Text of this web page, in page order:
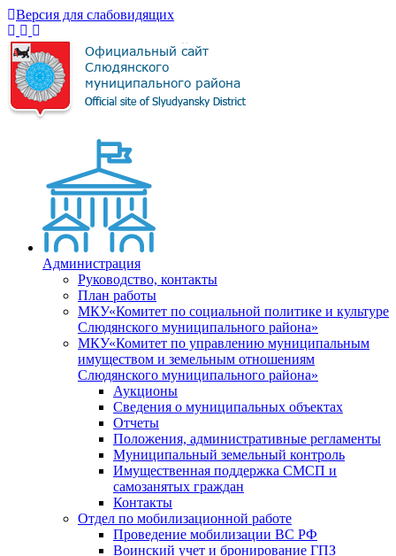
Версия для слабовидящих
Администрация
Руководство, контакты
План работы
МКУ«Комитет по социальной политике и культуре
Слюдянского муниципального района»
МКУ«Комитет по управлению муниципальным
имуществом и земельным отношениям
Слюдянского муниципального района»
Аукционы
Сведения о муниципальных объектах
Отчеты
Положения, административные регламенты
Муниципальный земельный контроль
Имущественная поддержка СМСП и
самозанятых граждан
Контакты
Отдел по мобилизационной работе
Проведение мобилизации ВС РФ
Воинский учет и бронирование ГПЗ